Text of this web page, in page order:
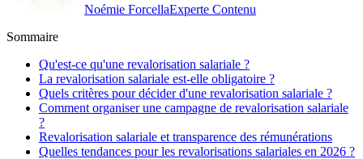
Noémie ForcellaExperte Contenu
Sommaire
Qu'est-ce qu'une revalorisation salariale ?
La revalorisation salariale est-elle obligatoire ?
Quels critères pour décider d'une revalorisation salariale ?
Comment organiser une campagne de revalorisation salariale
?
Revalorisation salariale et transparence des rémunérations
Quelles tendances pour les revalorisations salariales en 2026 ?